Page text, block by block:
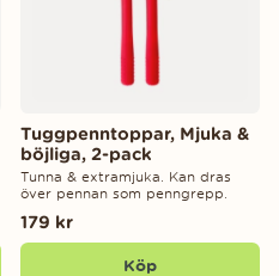
Tuggpenntoppar, Mjuka &
böjliga, 2-pack
Tunna & extramjuka. Kan dras
över pennan som penngrepp.
179 kr
Köp